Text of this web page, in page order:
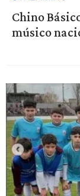
Chino
músico